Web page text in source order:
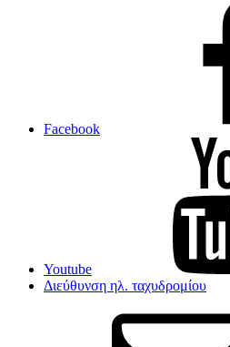
Facebook
Youtube
Διεύθυνση ηλ. ταχυδρομίου